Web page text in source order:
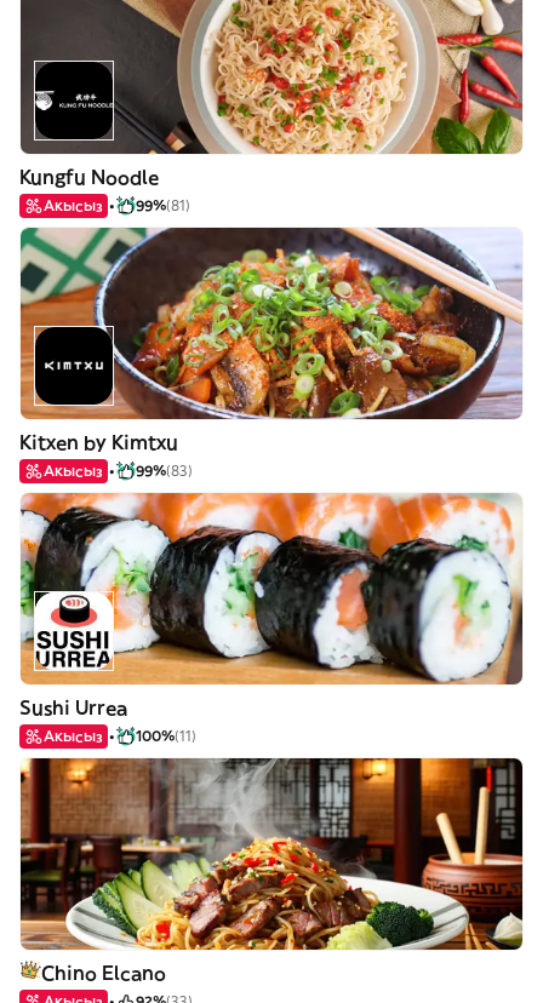
Kungfu Noodle
Акысыз 99%(81)
Kitxen by Kimtxu
Акысыз 99%(83)
Sushi Urrea
Акысыз 100%(11)
Chino Elcano